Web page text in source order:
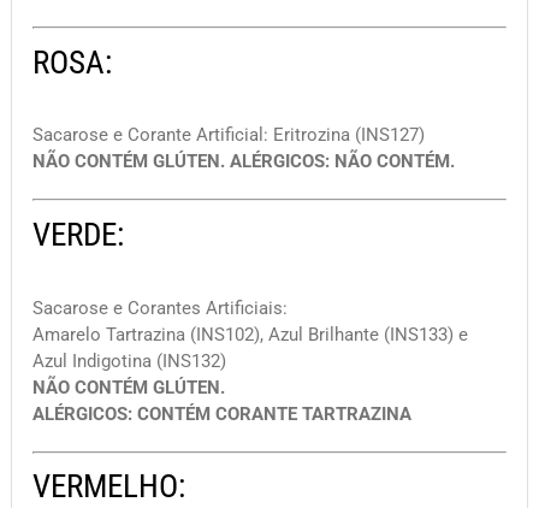
ROSA:
Sacarose e Corante Artificial: Eritrozina (INS127)
NÃO CONTÉM GLÚTEN. ALÉRGICOS: NÃO CONTÉM.
VERDE:
Sacarose e Corantes Artificiais:
Amarelo Tartrazina (INS102), Azul Brilhante (INS133) e
Azul Indigotina (INS132)
NÃO CONTÉM GLÚTEN.
ALÉRGICOS: CONTÉM CORANTE TARTRAZINA
VERMELHO: